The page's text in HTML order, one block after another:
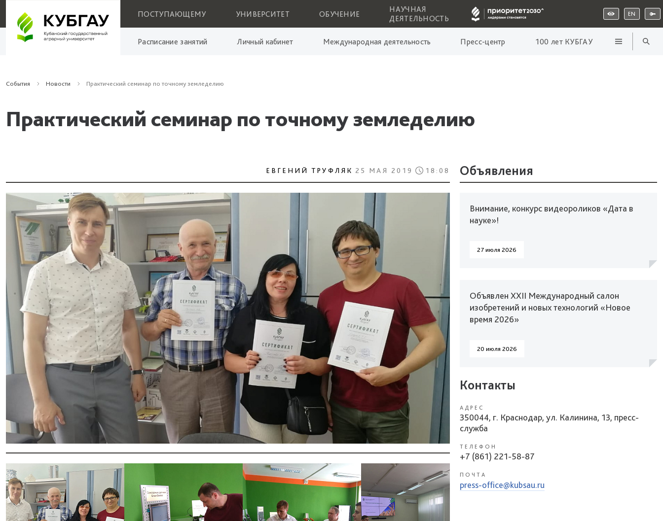
ПОСТУПАЮЩЕМУ УНИВЕРСИТЕТ ОБУЧЕНИЕ
НАУЧНАЯ
ДЕЯТЕЛЬНОСТЬ
EN
Расписание занятий Личный кабинет Международная деятельность Пресс-центр 100 лет КУБГАУ
События Новости Практический семинар по точному земледелию
Практический семинар по точному земледелию
ЕВГЕНИЙ ТРУФЛЯК 25 МАЯ 2019 18:08 Объявления
Внимание, конкурс видеороликов «Дата в
науке»!
27 июля 2026
Объявлен XXII Международный салон
изобретений и новых технологий «Новое
время 2026»
20 июля 2026
Контакты
АДРЕС
350044, г. Краснодар, ул. Калинина, 13, пресс-
служба
ТЕЛЕФОН
+7 (861) 221-58-87
ПОЧТА
press-office@kubsau.ru